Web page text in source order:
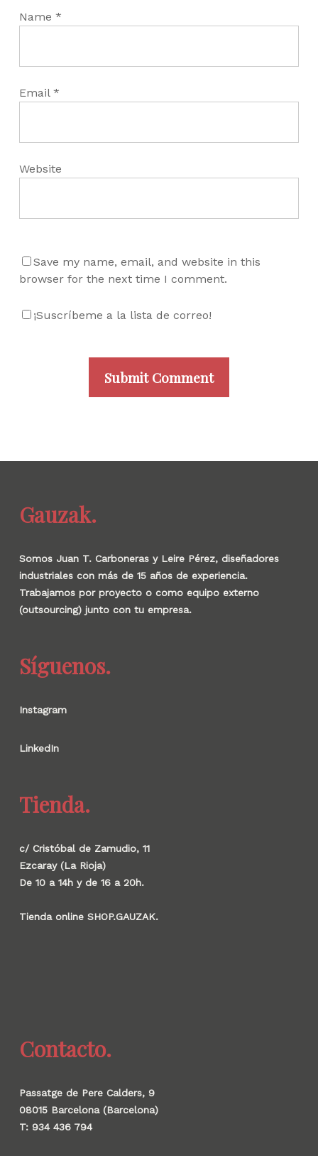
Name *
Email *
Website
Save my name, email, and website in this
browser for the next time I comment.
¡Suscríbeme a la lista de correo!
Gauzak.
Somos Juan T. Carboneras y Leire Pérez, diseñadores
industriales con más de 15 años de experiencia.
Trabajamos por proyecto o como equipo externo
(outsourcing) junto con tu empresa.
Síguenos.
Instagram
LinkedIn
Tienda.
c/ Cristóbal de Zamudio, 11
Ezcaray (La Rioja)
De 10 a 14h y de 16 a 20h.
Tienda online SHOP.GAUZAK.
Contacto.
Passatge de Pere Calders, 9
08015 Barcelona (Barcelona)
T: 934 436 794